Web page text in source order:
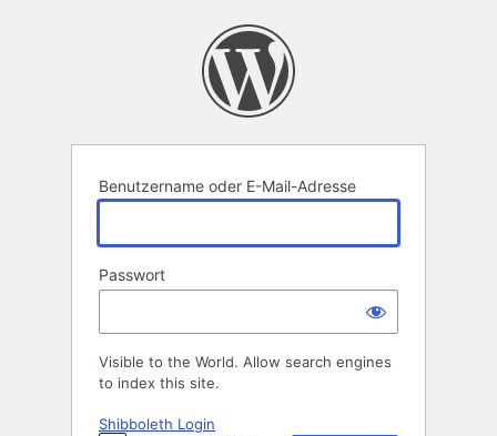
Benutzername oder E-Mail-Adresse
Passwort
Visible to the World. Allow search engines
to index this site.
Shibboleth Login